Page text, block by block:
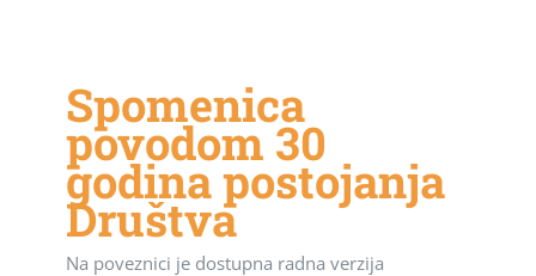
Spomenica
povodom 30
godina postojanja
Društva
Na poveznici je dostupna radna verzija